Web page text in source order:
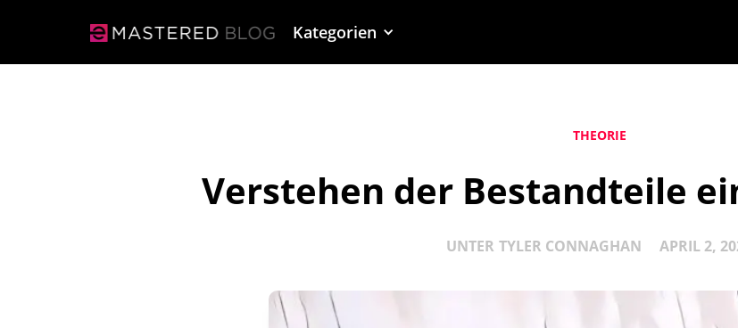
Kategorien
THEORIE
Verstehen der Bestandteile
UNTER TYLER CONNAGHAN APRIL 2,